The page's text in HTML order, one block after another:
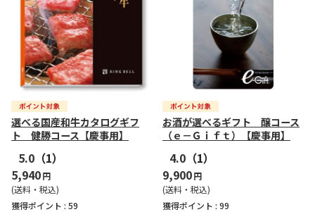
選べる国産和牛カタログギフ
ト 健勝コース【慶事用】
5.0 （1）
5,940円
(送料・税込)
獲得ポイント : 59
お酒が選べるギフト 醸コース
（ｅ－Ｇｉｆｔ）【慶事用】
4.0 （1）
9,900円
(送料・税込)
獲得ポイント : 99